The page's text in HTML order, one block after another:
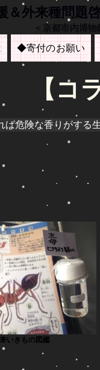
＆外来種問題
＜京都市内博
◆寄付のお願い
【コ
ば危険な香りがする
いきもの図鑑